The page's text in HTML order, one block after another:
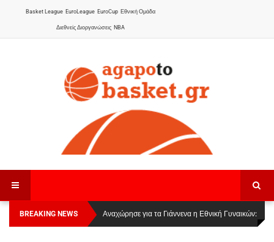
Basket League EuroLeague EuroCup Εθνική Ομάδα
Διεθνείς Διοργανώσεις NBA
BREAKING NEWS
Οι Πάνθηρες Καβάλας στην Women Basketball
League 1
Αναχώρησε για τα Γιάννενα η Εθνική Γυναικών: